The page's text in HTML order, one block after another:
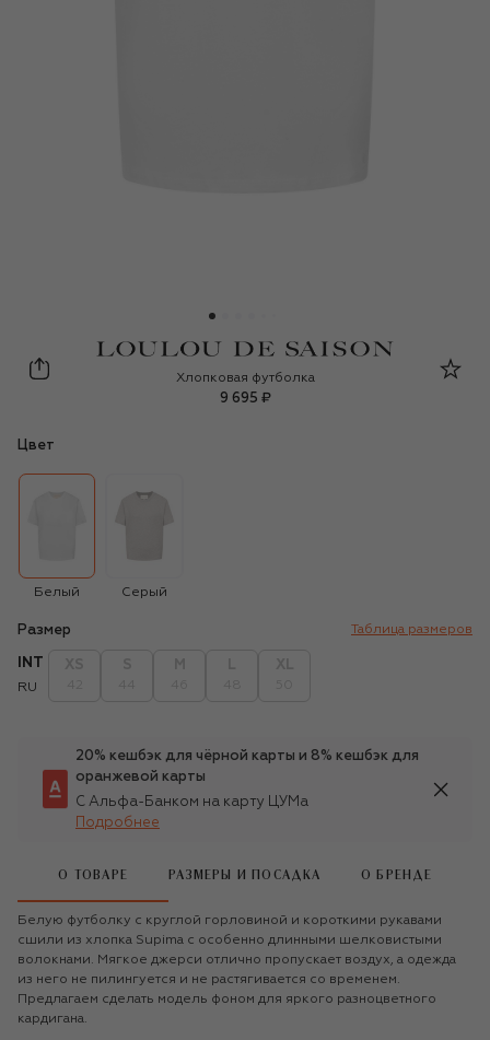
Loulou de Saison
Хлопковая футболка
9 695 ₽
Цвет
Белый Серый
Размер Таблица размеров
INT
RU
20% кешбэк для чёрной карты и 8% кешбэк для
оранжевой карты
С Альфа-Банком на карту ЦУМа
Подробнее
О ТОВАРЕ РАЗМЕРЫ И ПОСАДКА О БРЕНДЕ
Белую футболку с круглой горловиной и короткими рукавами
сшили из хлопка Supima с особенно длинными шелковистыми
волокнами. Мягкое джерси отлично пропускает воздух, а одежда
из него не пилингуется и не растягивается со временем.
Предлагаем сделать модель фоном для яркого разноцветного
кардигана.